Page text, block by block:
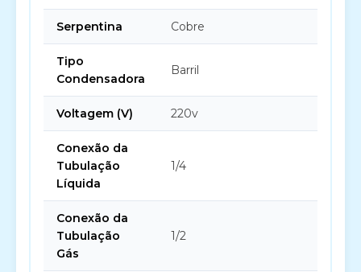
Serpentina Cobre
Tipo
Condensadora
Barril
Voltagem (V) 220v
Conexão da
Tubulação
Líquida
1/4
Conexão da
Tubulação
Gás
1/2